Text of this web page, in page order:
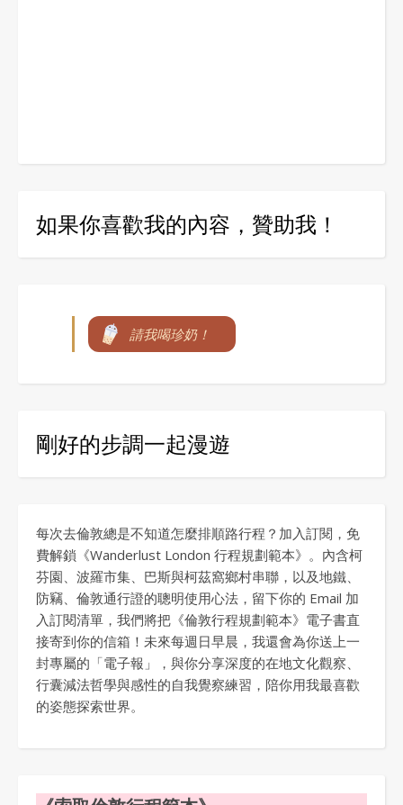
如果你喜歡我的內容，贊助我！
請我喝珍奶！
剛好的步調一起漫遊
每次去倫敦總是不知道怎麼排順路行程？加入訂閱，免
費解鎖《Wanderlust London 行程規劃範本》。內含柯
芬園、波羅市集、巴斯與柯茲窩鄉村串聯，以及地鐵、
防竊、倫敦通行證的聰明使用心法，留下你的 Email 加
入訂閱清單，我們將把《倫敦行程規劃範本》電子書直
接寄到你的信箱！未來每週日早晨，我還會為你送上一
封專屬的「電子報」，與你分享深度的在地文化觀察、
行囊減法哲學與感性的自我覺察練習，陪你用我最喜歡
的姿態探索世界。